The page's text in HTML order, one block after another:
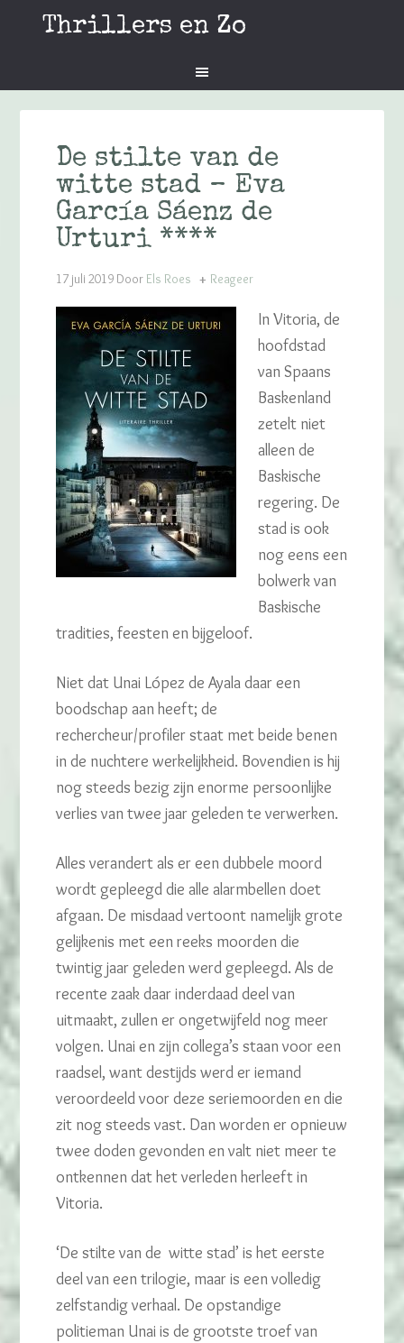
Thrillers en Zo
De stilte van de
witte stad – Eva
García Sáenz de
Urturi ****
17 juli 2019 Door Els Roes Reageer
In Vitoria, de
hoofdstad
van Spaans
Baskenland
zetelt niet
alleen de
Baskische
regering. De
stad is ook
nog eens een
bolwerk van
Baskische
tradities, feesten en bijgeloof.
Niet dat Unai López de Ayala daar een
boodschap aan heeft; de
rechercheur/profiler staat met beide benen
in de nuchtere werkelijkheid. Bovendien is hij
nog steeds bezig zijn enorme persoonlijke
verlies van twee jaar geleden te verwerken.
Alles verandert als er een dubbele moord
wordt gepleegd die alle alarmbellen doet
afgaan. De misdaad vertoont namelijk grote
gelijkenis met een reeks moorden die
twintig jaar geleden werd gepleegd. Als de
recente zaak daar inderdaad deel van
uitmaakt, zullen er ongetwijfeld nog meer
volgen. Unai en zijn collega’s staan voor een
raadsel, want destijds werd er iemand
veroordeeld voor deze seriemoorden en die
zit nog steeds vast. Dan worden er opnieuw
twee doden gevonden en valt niet meer te
ontkennen dat het verleden herleeft in
Vitoria.
‘De stilte van de witte stad’ is het eerste
deel van een trilogie, maar is een volledig
zelfstandig verhaal. De opstandige
politieman Unai is de grootste troef van